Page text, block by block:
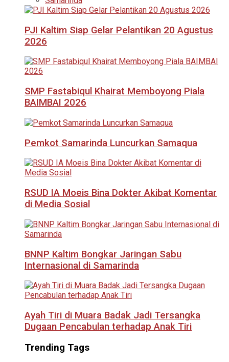
PJI Kaltim Siap Gelar Pelantikan 20 Agustus
2026
SMP Fastabiqul Khairat Memboyong Piala
BAIMBAI 2026
Pemkot Samarinda Luncurkan Samaqua
RSUD IA Moeis Bina Dokter Akibat Komentar
di Media Sosial
BNNP Kaltim Bongkar Jaringan Sabu
Internasional di Samarinda
Ayah Tiri di Muara Badak Jadi Tersangka
Dugaan Pencabulan terhadap Anak Tiri
Trending Tags